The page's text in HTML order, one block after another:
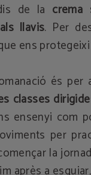
de la crema
llavis. Per
ens
és per
classes
ensenyi com
per
la
après a